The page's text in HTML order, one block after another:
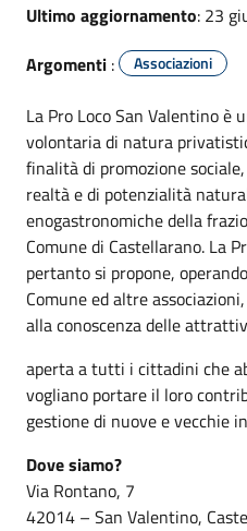
Ultimo aggiornamento: 23
Argomenti : Associazioni
La Pro Loco San Valentino è
volontaria di natura
finalità di promozione
realtà e di potenzialità
enogastronomiche della
Comune di Castellarano. La
pertanto si propone,
Comune ed altre
alla conoscenza delle
aperta a tutti i cittadini che
vogliano portare il loro
gestione di nuove e vecchie
Dove siamo?
Via Rontano, 7
42014 – San Valentino,